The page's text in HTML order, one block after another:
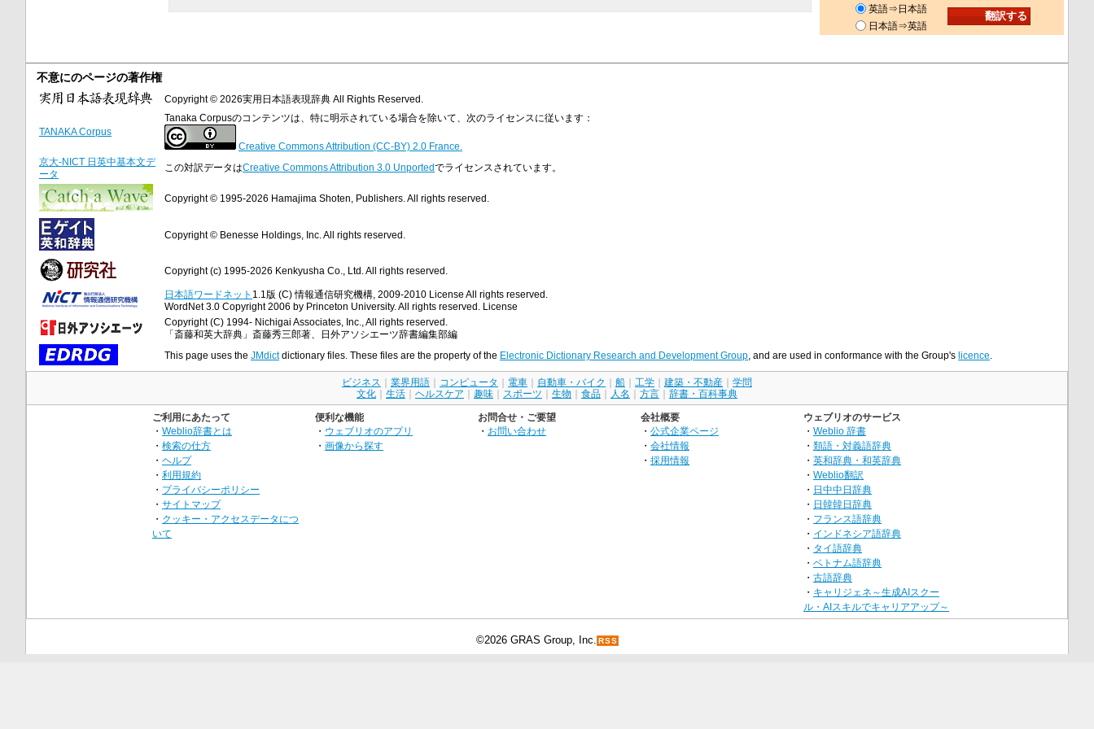
英語⇒日本語
日本語⇒英語
不意にのページの著作権
Copyright © 2026実用日本語表現辞典 All Rights Reserved.
TANAKA Corpus
Tanaka Corpusのコンテンツは、特に明示されている場合を除いて、次のライセンスに従います：
Creative Commons Attribution (CC-BY) 2.0 France.
京大-NICT 日英中基本文デ
ータ
この対訳データはCreative Commons Attribution 3.0 Unportedでライセンスされています。
Copyright © 1995-2026 Hamajima Shoten, Publishers. All rights reserved.
Copyright © Benesse Holdings, Inc. All rights reserved.
Copyright (c) 1995-2026 Kenkyusha Co., Ltd. All rights reserved.
日本語ワードネット 1.1版 (C) 情報通信研究機構, 2009-2010 License All rights reserved.
WordNet 3.0 Copyright 2006 by Princeton University. All rights reserved. License
Copyright (C) 1994- Nichigai Associates, Inc., All rights reserved.
「斎藤和英大辞典」斎藤秀三郎著、日外アソシエーツ辞書編集部編
This page uses the JMdictdictionary files. These files are the property of the Electronic Dictionary Research and Development Group , and are used in conformance with the Group's licence
ビジネス 業界用語 コンピュータ 電車 自動車・バイク 船 工学 建築・不動産
学問
文化
生活 ヘルスケア 趣味 スポーツ 生物 食品 人名 方言 辞書・百科事典
ご利用にあたって
・ Weblio辞書とは
・ 検索の仕方
・ ヘルプ
・ 利用規約
・ プライバシーポリシー
・ サイトマップ
・ クッキー・アクセスデータにつ
いて
便利な機能
・ ウェブリオのアプリ
・ 画像から探す
お問合せ・ご要望
・ お問い合わせ
会社概要
・ 公式企業ページ
・ 会社情報
・ 採用情報
ウェブリオのサービス
・ Weblio 辞書
・ 類語・対義語辞典
・ 英和辞典・和英辞典
・ Weblio翻訳
・ 日中中日辞典
・ 日韓韓日辞典
・ フランス語辞典
・ インドネシア語辞典
・ タイ語辞典
・ ベトナム語辞典
・ 古語辞典
・ キャリジェネ～生成AIスクー
ル・AIスキルでキャリアアップ～
©2026 GRAS Group, Inc. RSS